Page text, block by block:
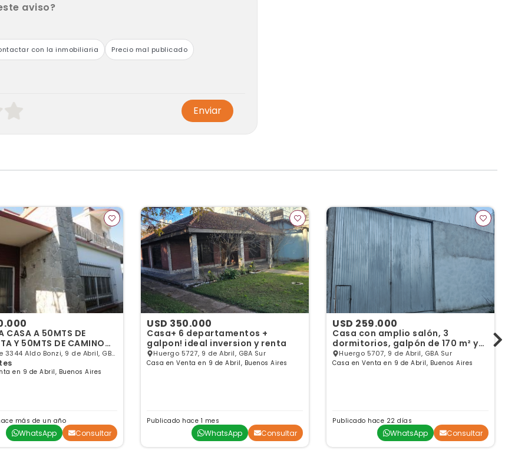
departamento )
en comun con
aviso?
con la inmobiliaria Precio mal publicado
Enviar
CASA A 50MTS DE
Y 50MTS DE CAMINO
EN ALDO BONZI
3344 Aldo Bonzi, 9 de Abril, GBA
en 9 de Abril, Buenos Aires
más de un año
WhatsApp Consultar
USD 350.000
Casa+ 6 departamentos +
galpon! ideal inversion y renta
Huergo 5727, 9 de Abril, GBA Sur
Casa en Venta en 9 de Abril, Buenos Aires
Publicado hace 1 mes
WhatsApp Consultar
USD 259.000
Casa con amplio salón, 3
dormitorios, galpón de 170 m² y
parque sobre lote de 803 m²
Huergo 5707, 9 de Abril, GBA Sur
Casa en Venta en 9 de Abril, Buenos Aires
Publicado hace 22 días
WhatsApp Consultar